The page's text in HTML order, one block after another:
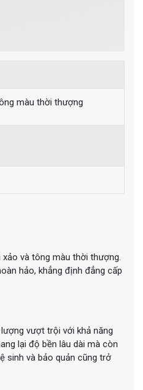
màu thời thượng
và tông màu thời thượng.
hảo, khẳng định đẳng cấp
vượt trội với khả năng
lại độ bền lâu dài mà còn
sinh và bảo quản cũng trở